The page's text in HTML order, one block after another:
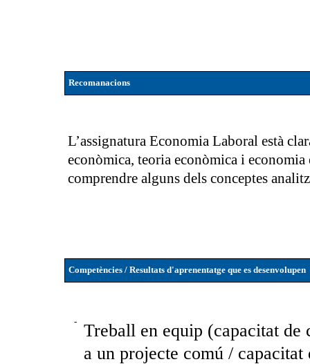
Recomanacions
L’assignatura Economia Laboral està
econòmica, teoria econòmica i economia
comprendre alguns dels conceptes
Competències / Resultats d'aprenentatge que es desenvolupen
-
Treball en equip (capacitat
a un projecte comú / capacitat